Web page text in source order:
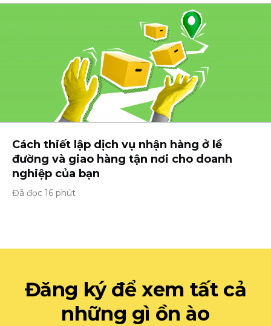
Cách thiết lập dịch vụ nhận hàng ở lề
đường và giao hàng tận nơi cho doanh
nghiệp của bạn
Đã đọc 16 phút
Đăng ký để xem tất cả
những gì ồn ào